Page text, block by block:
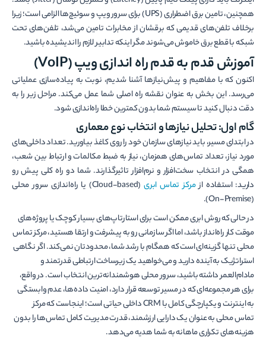
همچنین، تامین برق اضطراری (UPS) برای سرور ویپ و سوئیچ‌ها الزامی است؛ زیرا
برخلاف تلفن‌های قدیمی که برقشان از مخابرات تامین می‌شد، تلفن‌های تحت
شبکه با قطع برق خاموش می‌شوند مگر اینکه تدابیر لازم را اندیشیده باشید.
آموزش قدم به قدم راه اندازی ویپ (VoIP)
اکنون که با مفاهیم و پیش‌نیازها آشنا شدیم، نوبت به پیاده‌سازی عملیاتی
می‌رسد. این بخش به عنوان نقشه راه اصلی شما عمل می‌کند. مراحل زیر را به
دقت دنبال کنید تا سیستم شما بدون کمترین خطا راه‌اندازی شود.
گام اول: تحلیل نیازها و انتخاب نوع معماری
در ابتدای مسیر، باید نیازهای سازمان خود را روی کاغذ بیاورید. تعداد داخلی‌های
مورد نیاز، تعداد تماس‌های همزمان، نیاز به ضبط مکالمات و ارتباط بین شعب،
همگی در انتخاب سخت‌افزار و نرم‌افزار تاثیرگذارند. شما دو راه کلی پیش رو
دارید: استفاده ازمرکز تماس ابری
(Cloud-based) یا راه‌اندازی سرور محلی
(On-Premise).
در حالی که روش ابری ممکن است برای استارتاپ‌های بسیار کوچک یا پروژه‌های
موقت کار راه‌انداز باشد، اما اگر سازمانی رو به پیشرفت و ارتقا هستید، مرکز تماس
محلی تنها گزینه‌ای است که همگام با رشد شما، محدودتان نمی‌کند. اگر نگاهی
استراتژیک به آینده دارید و می‌خواهید یک زیرساخت ارتباطی قدرتمند و
مادام‌العمر داشته باشید، سرور محلی هوشمندانه‌ترین انتخاب است. در واقع،
برای هر مجموعه‌ای که در مسیر توسعه قرار دارد، امنیت داده‌ها، عدم وابستگی
به اینترنت و یکپارچگی کامل با CRM داخلی حیاتی است؛ اینجاست که مرکز
تماس محلی به عنوان یک دارایی ارزشمند، قدرت مدیریت کامل تماس‌ها را بدون
هزینه‌های تکراری ماهانه به شما هدیه می‌دهد.